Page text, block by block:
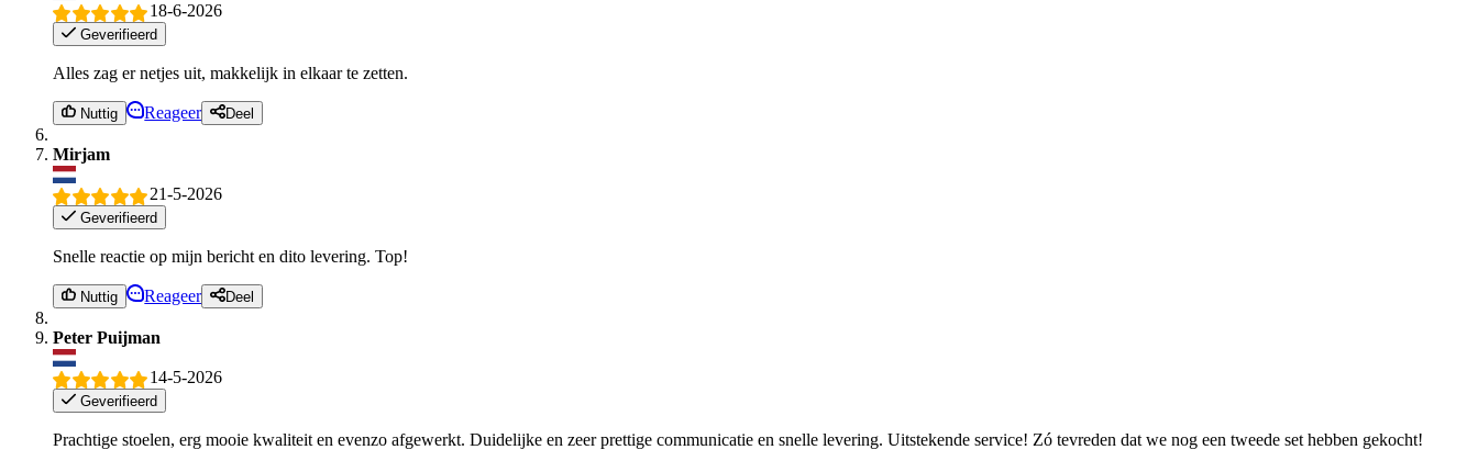
18-6-2026
Geverifieerd
Alles zag er netjes uit, makkelijk in elkaar te zetten.
Nuttig Reageer Deel
Mirjam
21-5-2026
Geverifieerd
Snelle reactie op mijn bericht en dito levering. Top!
Nuttig Reageer Deel
Peter Puijman
14-5-2026
Geverifieerd
Prachtige stoelen, erg mooie kwaliteit en evenzo afgewerkt. Duidelijke en zeer prettige communicatie en snelle levering. Uitstekende service! Zó tevreden dat we nog een tweede set hebben gekocht!